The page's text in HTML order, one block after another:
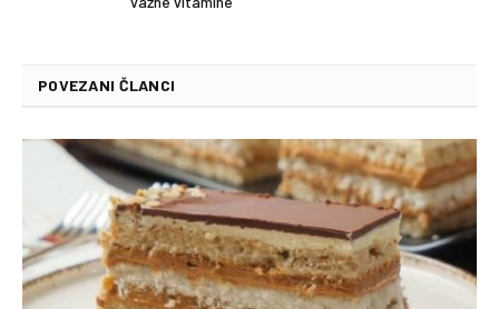
POVEZANI ČLANCI